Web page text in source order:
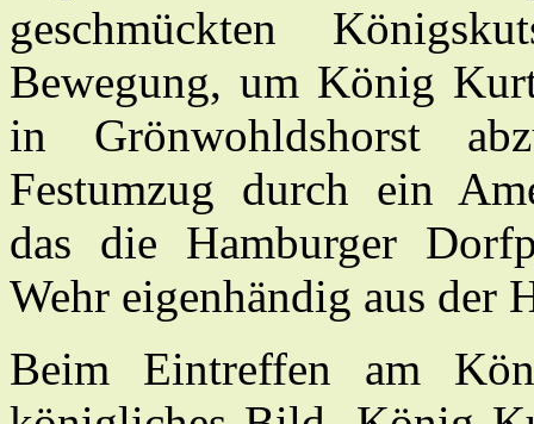
geschmückten
Bewegung, um König
in Grönwohldshorst
Festumzug durch ein
das die Hamburger
Wehr eigenhändig aus der
Beim Eintreffen am